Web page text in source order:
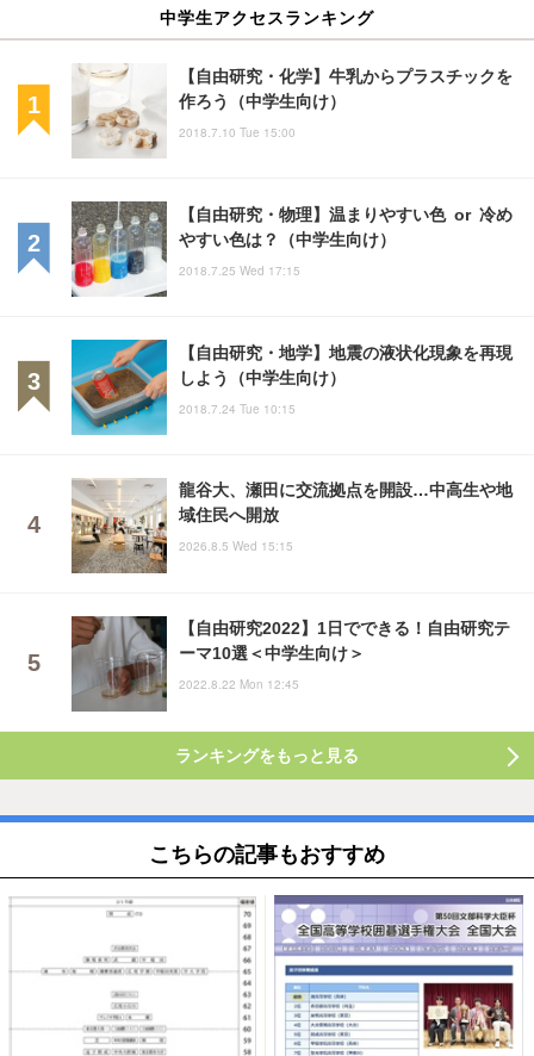
中学生アクセスランキング
【自由研究・化学】牛乳からプラスチックを
作ろう（中学生向け）
2018.7.10 Tue 15:00
【自由研究・物理】温まりやすい色 or 冷め
やすい色は？（中学生向け）
2018.7.25 Wed 17:15
【自由研究・地学】地震の液状化現象を再現
しよう（中学生向け）
2018.7.24 Tue 10:15
龍谷大、瀬田に交流拠点を開設…中高生や地
域住民へ開放
2026.8.5 Wed 15:15
【自由研究2022】1日でできる！自由研究テ
ーマ10選＜中学生向け＞
2022.8.22 Mon 12:45
ランキングをもっと見る
こちらの記事もおすすめ